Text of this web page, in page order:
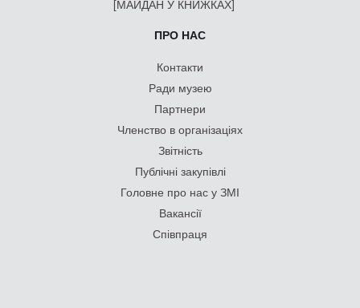
[МАЙДАН У КНИЖКАХ]
ПРО НАС
Контакти
Ради музею
Партнери
Членство в організаціях
Звітність
Публічні закупівлі
Головне про нас у ЗМІ
Вакансії
Співпраця